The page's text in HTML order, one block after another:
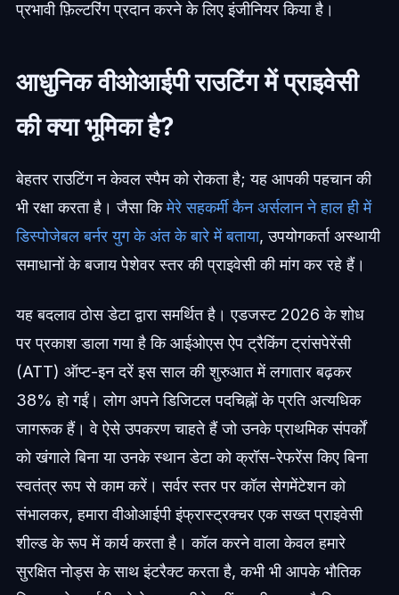
प्रभावी फ़िल्टरिंग प्रदान करने के लिए इंजीनियर किया है।
आधुनिक वीओआईपी राउटिंग में प्राइवेसी
की क्या भूमिका है?
बेहतर राउटिंग न केवल स्पैम को रोकता है; यह आपकी पहचान की
भी रक्षा करता है। जैसा किमेरे सहकर्मी कैन अर्सलान ने हाल ही में
डिस्पोजेबल बर्नर युग के अंत के बारे में बताया, उपयोगकर्ता अस्थायी
समाधानों के बजाय पेशेवर स्तर की प्राइवेसी की मांग कर रहे हैं।
यह बदलाव ठोस डेटा द्वारा समर्थित है। एडजस्ट 2026 के शोध
पर प्रकाश डाला गया है कि आईओएस ऐप ट्रैकिंग ट्रांसपेरेंसी
(ATT) ऑप्ट-इन दरें इस साल की शुरुआत में लगातार बढ़कर
38% हो गईं। लोग अपने डिजिटल पदचिह्नों के प्रति अत्यधिक
जागरूक हैं। वे ऐसे उपकरण चाहते हैं जो उनके प्राथमिक संपर्कों
को खंगाले बिना या उनके स्थान डेटा को क्रॉस-रेफरेंस किए बिना
स्वतंत्र रूप से काम करें। सर्वर स्तर पर कॉल सेगमेंटेशन को
संभालकर, हमारा वीओआईपी इंफ्रास्ट्रक्चर एक सख्त प्राइवेसी
शील्ड के रूप में कार्य करता है। कॉल करने वाला केवल हमारे
सुरक्षित नोड्स के साथ इंटरैक्ट करता है, कभी भी आपके भौतिक